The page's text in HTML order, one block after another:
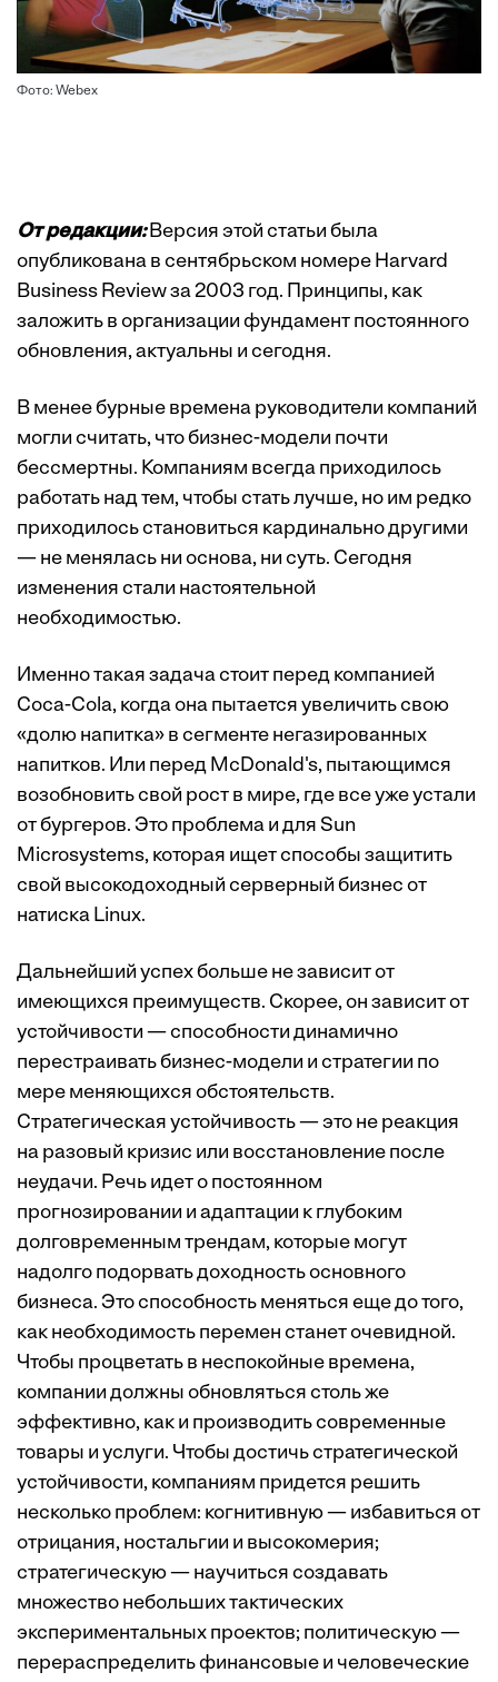
Фото: Webex
От редакции:Версия этой статьи была
опубликована в сентябрьском номере Harvard
Business Review за 2003 год. Принципы, как
заложить в организации фундамент постоянного
обновления, актуальны и сегодня.
В менее бурные времена руководители компаний
могли считать, что бизнес-модели почти
бессмертны. Компаниям всегда приходилось
работать над тем, чтобы стать лучше, но им редко
приходилось становиться кардинально другими
— не менялась ни основа, ни суть. Сегодня
изменения стали настоятельной
необходимостью.
Именно такая задача стоит перед компанией
Coca-Cola, когда она пытается увеличить свою
«долю напитка» в сегменте негазированных
напитков. Или перед McDonald's, пытающимся
возобновить свой рост в мире, где все уже устали
от бургеров. Это проблема и для Sun
Microsystems, которая ищет способы защитить
свой высокодоходный серверный бизнес от
натиска Linux.
Дальнейший успех больше не зависит от
имеющихся преимуществ. Скорее, он зависит от
устойчивости — способности динамично
перестраивать бизнес-модели и стратегии по
мере меняющихся обстоятельств.
Стратегическая устойчивость — это не реакция
на разовый кризис или восстановление после
неудачи. Речь идет о постоянном
прогнозировании и адаптации к глубоким
долговременным трендам, которые могут
надолго подорвать доходность основного
бизнеса. Это способность меняться еще до того,
как необходимость перемен станет очевидной.
Чтобы процветать в неспокойные времена,
компании должны обновляться столь же
эффективно, как и производить современные
товары и услуги. Чтобы достичь стратегической
устойчивости, компаниям придется решить
несколько проблем: когнитивную — избавиться от
отрицания, ностальгии и высокомерия;
стратегическую — научиться создавать
множество небольших тактических
экспериментальных проектов; политическую —
перераспределить финансовые и человеческие